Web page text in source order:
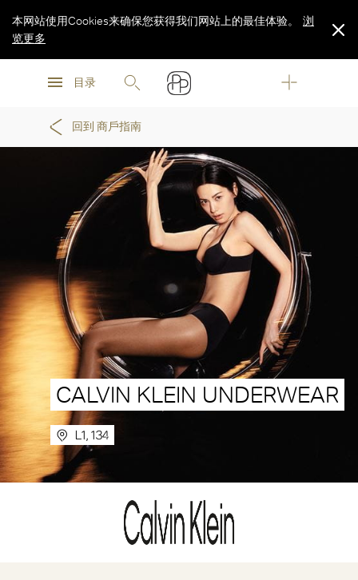
浏
目录
本网站使用Cookies来确保您获得我们网站上的最佳体验。
浏
览更多
回到 商戶指南
CALVIN KLEIN UNDERWEAR
L1, 134